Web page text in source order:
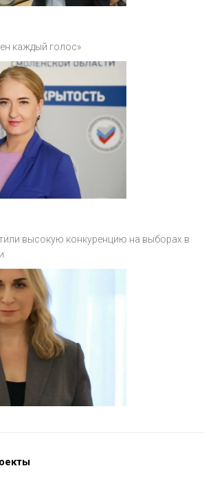
каждый голос»
высокую конкуренцию на выборах в